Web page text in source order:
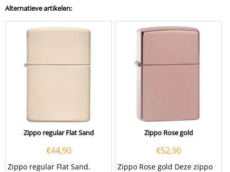
Alternatieve artikelen:
Zippo regular Flat Sand
€44,90
Zippo regular Flat Sand.
Zippo Rose gold
€52,90
Zippo Rose gold Deze zippo